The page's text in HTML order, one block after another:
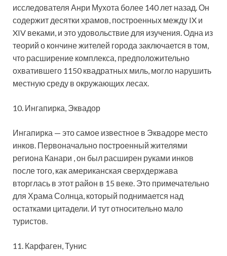
исследователя Анри Мухота более 140 лет назад. Он
содержит десятки храмов, построенных между IX и
XIV веками, и это удовольствие для изучения. Одна из
теорий о кончине жителей города заключается в том,
что расширение комплекса, предположительно
охватившего 1150 квадратных миль, могло нарушить
местную среду в окружающих лесах.
10. Ингапирка, Эквадор
Ингапирка — это самое известное в Эквадоре место
инков. Первоначально построенный жителями
региона Канари , он был расширен руками инков
после того, как американская сверхдержава
вторглась в этот район в 15 веке. Это примечательно
для Храма Солнца, который поднимается над
остатками цитадели. И тут относительно мало
туристов.
11. Карфаген, Тунис